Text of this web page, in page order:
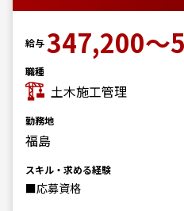
給与347,200～
職種
土木施工管理
勤務地
福島
スキル・求める経験
■応募資格